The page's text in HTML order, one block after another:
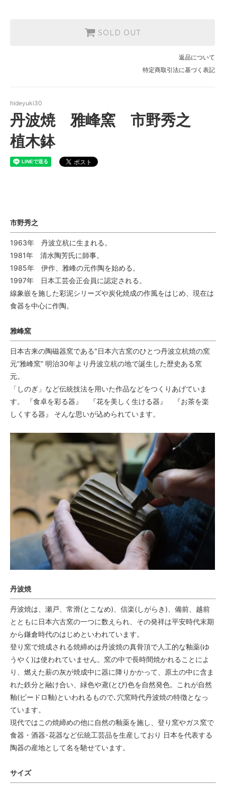
SOLD OUT
返品について
特定商取引法に基づく表記
hideyuki30
丹波焼 雅峰窯 市野秀之
植木鉢
市野秀之
1963年 丹波立杭に生まれる。
1981年 清水陶芳氏に師事。
1985年 伊作、雅峰の元作陶を始める。
1997年 日本工芸会正会員に認定される。
線象嵌を施した彩泥シリーズや炭化焼成の作風をはじめ、現在は
食器を中心に作陶。
雅峰窯
日本古来の陶磁器窯である"日本六古窯のひとつ丹波立杭焼の窯
元”雅峰窯” 明治30年より丹波立杭の地で誕生した歴史ある窯
元。
「しのぎ」など伝統技法を用いた作品などをつくりあげていま
す。 『食卓を彩る器』 『花を美しく生ける器』 『お茶を楽
しくする器』 そんな思いが込められています。
丹波焼
丹波焼は、瀬戸、常滑(とこなめ)、信楽(しがらき)、備前、越前
とともに日本六古窯の一つに数えられ、その発祥は平安時代末期
から鎌倉時代のはじめといわれています。
登り窯で焼成される焼締めは丹波焼の真骨頂で人工的な釉薬(ゆ
うやく)は使われていません。窯の中で長時間焼かれることによ
り、燃えた薪の灰が焼成中に器に降りかかって、原土の中に含ま
れた鉄分と融け合い、緑色や鳶(とび)色を自然発色。これが自然
釉(ビードロ釉)といわれるもので､穴窯時代丹波焼の特徴となっ
ています。
現代ではこの焼締めの他に自然の釉薬を施し、登り窯やガス窯で
食器・酒器･花器など伝統工芸品を生産しており 日本を代表する
陶器の産地として名を馳せています。
サイズ